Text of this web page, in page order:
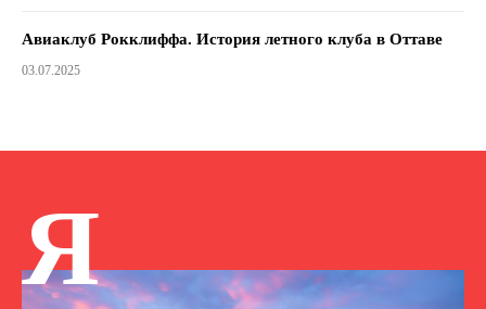
Авиаклуб Рокклиффа. История летного клуба в Оттаве
03.07.2025
Я